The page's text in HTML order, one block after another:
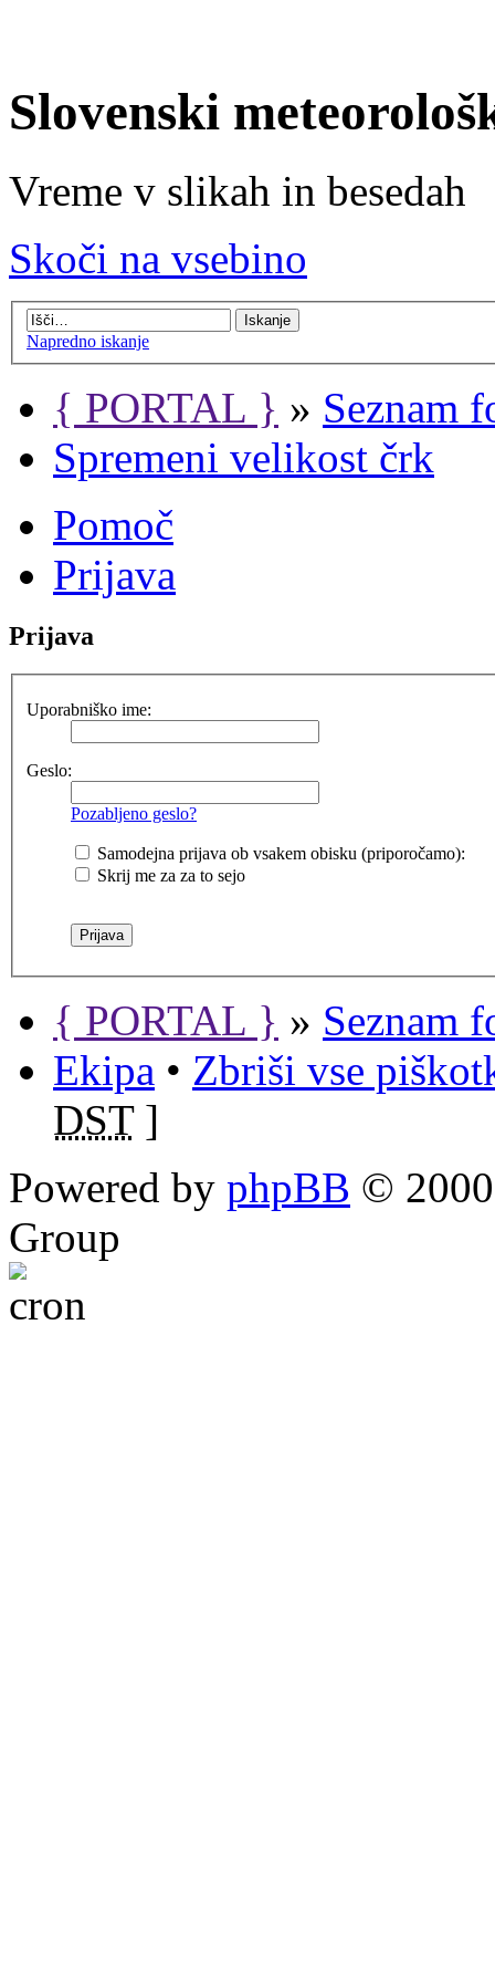
Slovenski
Vreme v slikah in besedah
Skoči na vsebino
Napredno iskanje
{ PORTAL } » Seznam
Spremeni velikost črk
Pomoč
Prijava
Prijava
Uporabniško ime:
Geslo:
Pozabljeno geslo?
Samodejna prijava ob vsakem obisku (priporočamo):
Skrij me za za to sejo
{ PORTAL } » Seznam
Ekipa • Zbriši vse
DST]
Powered by phpBB ©
Group